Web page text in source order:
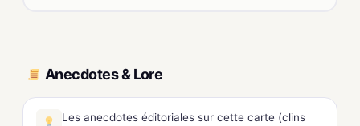
Anecdotes & Lore
Les anecdotes éditoriales sur cette carte (clins